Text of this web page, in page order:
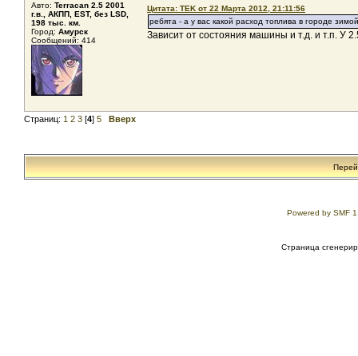
Авто: Terracan 2.5 2001
г.в., АКПП, EST, без LSD,
198 тыс. км.
Город: Амурск
Сообщений: 414
Цитата: TEK от 22 Марта 2012, 21:11:56
ребята - а у вас какой расход топлива в городе
Зависит от состояния машины и т.д. и т.п. У
Страниц: 1 2 3 [4] 5 Вверх
Powered by SMF
Страница